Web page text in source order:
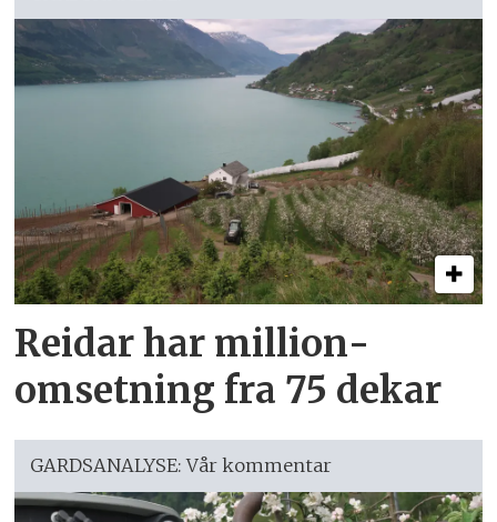
Reidar har million­
omsetning fra 75 dekar
GARDSANALYSE: Vår kommentar